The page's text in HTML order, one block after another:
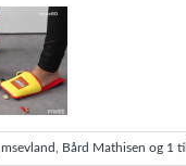
msevland Bård Mathisen og 1 til